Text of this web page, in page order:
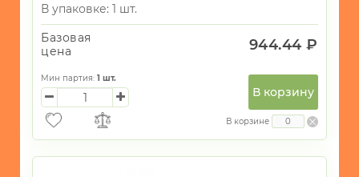
В упаковке: 1 шт.
Базовая
цена
944.44 ₽
Мин партия: 1 шт.
В корзину
В корзине